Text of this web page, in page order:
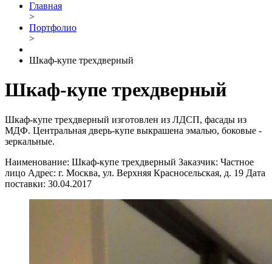
Главная
>
Портфолио
>
Шкаф-купе трехдверный
Шкаф-купе трехдверный
Шкаф-купе трехдверный изготовлен из ЛДСП, фасады из
МДФ. Центральная дверь-купе выкрашена эмалью, боковые -
зеркальные.
Наименование: Шкаф-купе трехдверный Заказчик: Частное
лицо Адрес: г. Москва, ул. Верхняя Красносельская, д. 19 Дата
поставки: 30.04.2017